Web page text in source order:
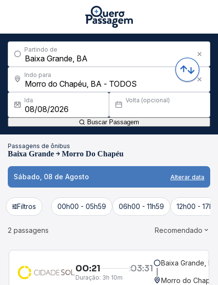
Partindo de
Indo para
Ida Volta (opcional)
Buscar Passagem
Passagens de ônibus
Baixa Grande Morro Do Chapéu
Sábado, 08 de Agosto Alterar data
Filtros 00h00 - 05h59 06h00 - 11h59 12h00 -
2 passagens Recomendado
00:21 03:31
Duração: 3h 10m
Baixa Grande, BA
Morro do